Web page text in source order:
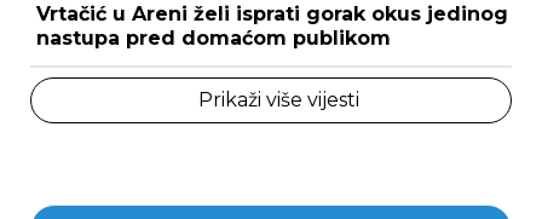
Vrtačić u Areni želi isprati gorak okus jedinog
nastupa pred domaćom publikom
Prikaži više vijesti